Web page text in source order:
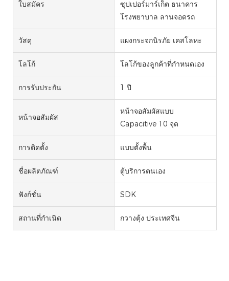
ใบสมัคร
ซุปเปอร์มาร์เก็ต ธนาคาร
โรงพยาบาล ลานจอดรถ
วัสดุ แผงกระจกนิรภัย เคสโลหะ
โลโก้ โลโก้ของลูกค้าที่กำหนดเอง
การรับประกัน 1 ปี
หน้าจอสัมผัส
หน้าจอสัมผัสแบบ
Capacitive 10 จุด
การติดตั้ง แบบตั้งพื้น
ชื่อผลิตภัณฑ์ ตู้บริการตนเอง
ฟังก์ชั่น SDK
สถานที่กำเนิด กวางตุ้ง ประเทศจีน